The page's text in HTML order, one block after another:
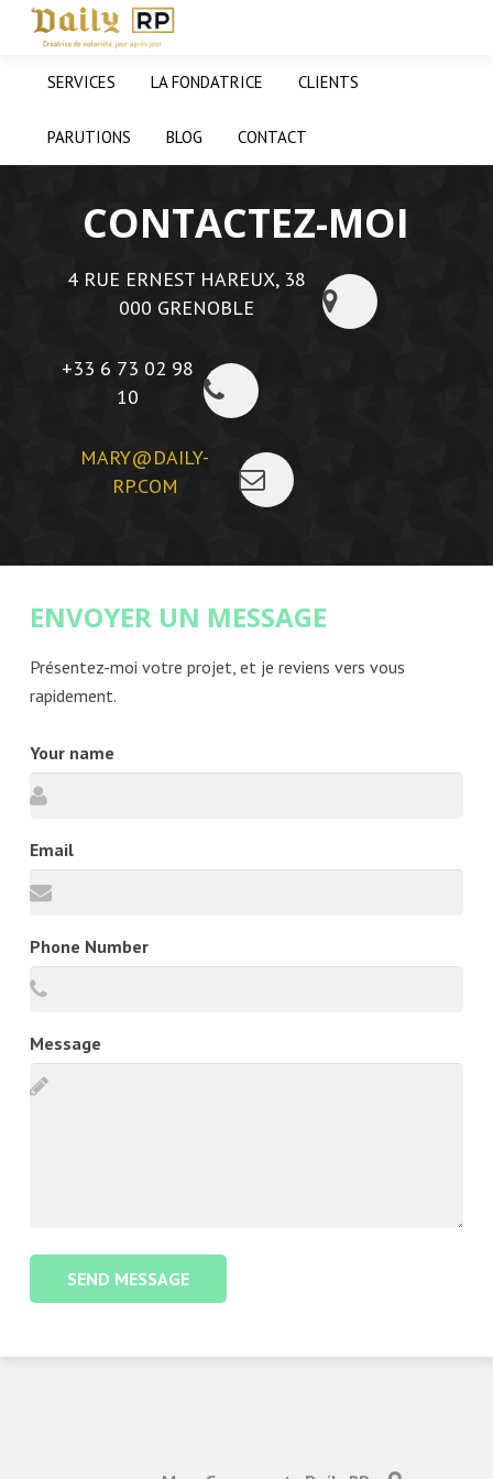
SERVICES LA FONDATRICE CLIENTS
PARUTIONS BLOG CONTACT
CONTACTEZ-MOI
4 RUE ERNEST HAREUX, 38
000 GRENOBLE
+33 6 73 02 98
10
MARY@DAILY-
RP.COM
ENVOYER UN MESSAGE
Présentez-moi votre projet, et je reviens vers vous
rapidement.
Your name
Email
Phone Number
Message
SEND MESSAGE